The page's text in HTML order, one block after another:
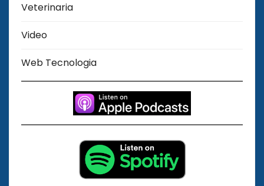
Veterinaria
Video
Web Tecnologia